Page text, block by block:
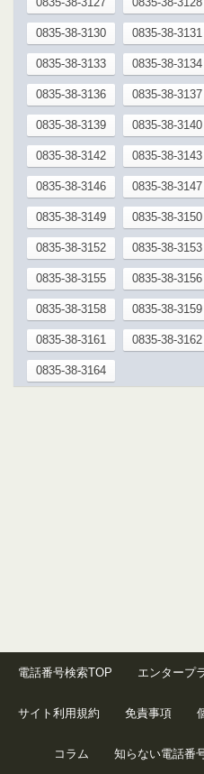
0835-38-3130 0835-38-3131
0835-38-3133 0835-38-3134
0835-38-3136 0835-38-3137
0835-38-3139 0835-38-3140
0835-38-3142 0835-38-3143
0835-38-3146 0835-38-3147
0835-38-3149 0835-38-3150
0835-38-3152 0835-38-3153
0835-38-3155 0835-38-3156
0835-38-3158 0835-38-3159
0835-38-3161 0835-38-3162
0835-38-3164
電話番号検索TOP エンタープ
サイト利用規約 免責事項
コラム 知らない電話番